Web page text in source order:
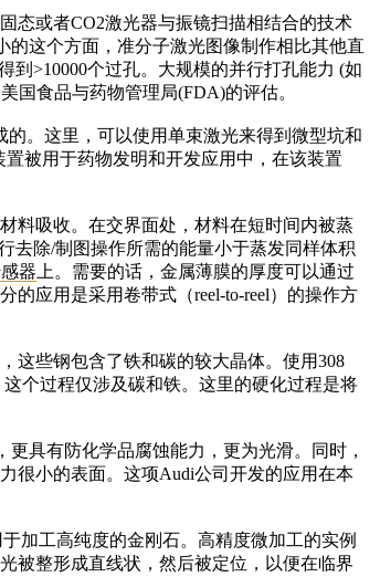
或者CO2激光器与振镜扫描相结合的技术
这个方面，准分子激光图像制作相比其他直
>10000个过孔。大规模的并行打孔能力 (如
国食品与药物管理局(FDA)的评估。
的。这里，可以使用单束激光来得到微型坑和
被用于药物发明和开发应用中，在该装置
吸收。在交界面处，材料在短时间内被蒸
去除/制图操作所需的能量小于蒸发同样体积
器 上。需要的话，金属薄膜的厚度可以通过
应用是采用卷带式（reel-to-reel）的操作方
些钢包含了铁和碳的较大晶体。使用308
个过程仅涉及碳和铁。这里的硬化过程是将
具有防化学品腐蚀能力，更为光滑。同时，
很小的表面。这项Audi公司开发的应用在本
加工高纯度的金刚石。高精度微加工的实例
被整形成直线状，然后被定位，以便在临界